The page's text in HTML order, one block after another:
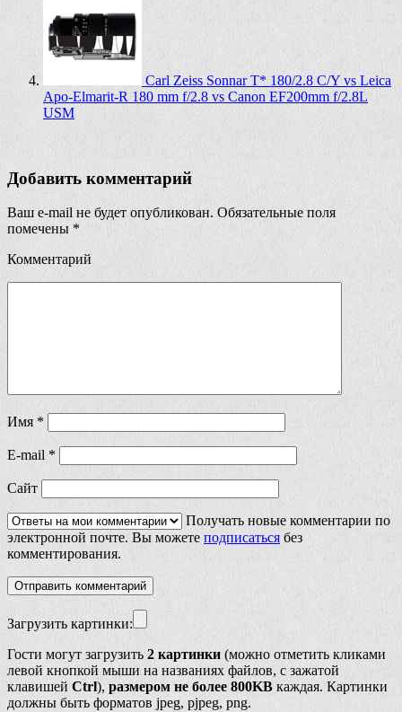
Carl Zeiss Sonnar T* 180/2.8 C/Y vs Leica
Apo-Elmarit-R 180 mm f/2.8 vs Canon EF200mm f/2.8L
USM
Добавить комментарий
Ваш e-mail не будет опубликован. Обязательные поля
помечены *
Комментарий
Имя *
E-mail *
Сайт
Получать новые комментарии по
электронной почте. Вы можете подписаться без
комментирования.
Загрузить картинки:
Гости могут загрузить 2 картинки (можно отметить кликами
левой кнопкой мыши на названиях файлов, с зажатой
клавишей Ctrl), размером не более 800KB каждая. Картинки
должны быть форматов jpeg, pjpeg, png.